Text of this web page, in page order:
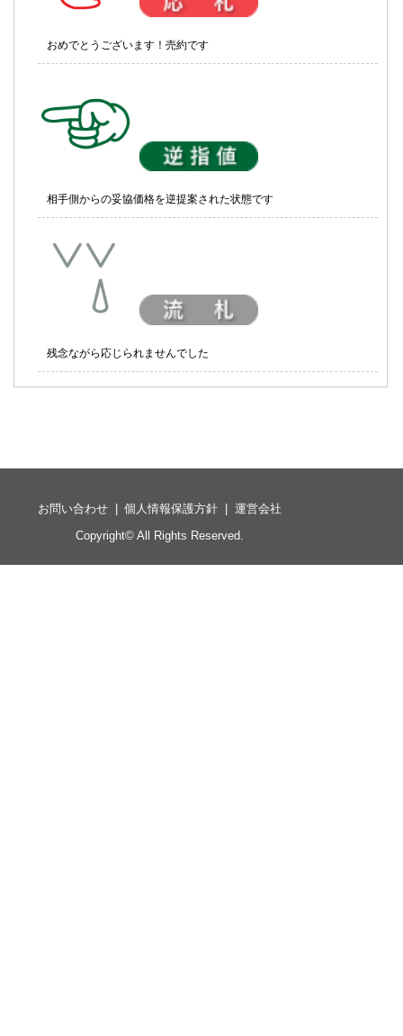
おめでとうございます！売約です
相手側からの妥協価格を逆提案された状態です
残念ながら応じられませんでした
お問い合わせ 個人情報保護方針
運営会社
Copyright© All Rights Reserved.